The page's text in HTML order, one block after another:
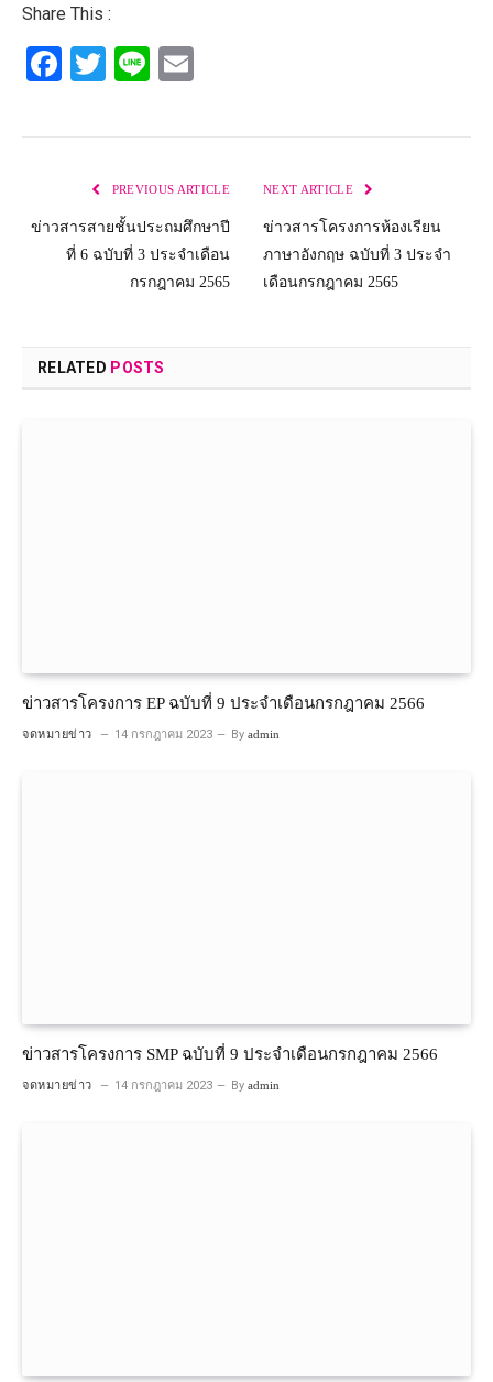
Share This :
Facebook
Twitter
Line
PREVIOUS ARTICLE
ข่าวสารสายชั้นประถมศึกษาปี
ที่ 6 ฉบับที่ 3 ประจำเดือน
กรกฎาคม 2565
NEXT ARTICLE
ข่าวสารโครงการห้องเรียน
ภาษาอังกฤษ ฉบับที่ 3 ประจำ
เดือนกรกฎาคม 2565
RELATED POSTS
ข่าวสารโครงการ EP ฉบับที่ 9 ประจำเดือนกรกฎาคม 2566
จดหมายข่าว 14 กรกฎาคม 2023 By admin
ข่าวสารโครงการ SMP ฉบับที่ 9 ประจำเดือนกรกฎาคม 2566
จดหมายข่าว 14 กรกฎาคม 2023 By admin